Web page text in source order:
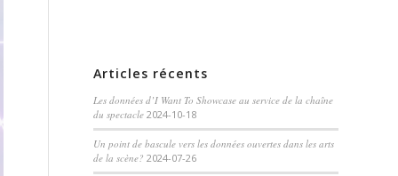
Articles récents
Les données d’I Want To Showcase au service de la chaîne
du spectacle 2024-10-18
Un point de bascule vers les données ouvertes dans les arts
de la scène? 2024-07-26